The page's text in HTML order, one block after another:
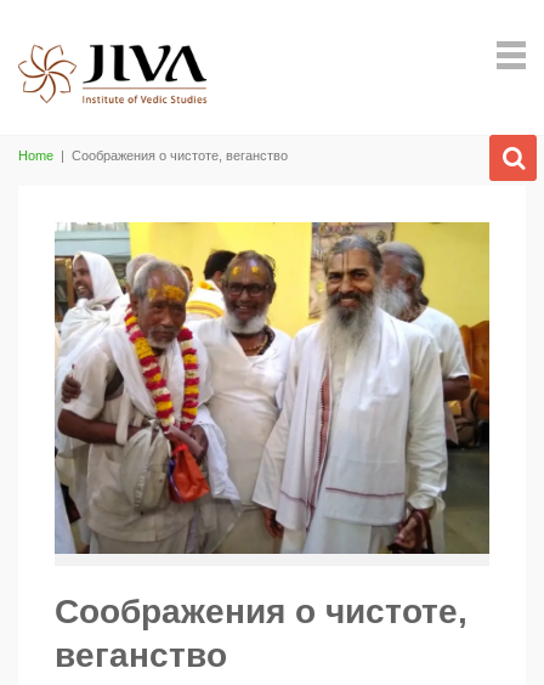
Home | Соображения о чистоте, веганство
Соображения о чистоте,
веганство